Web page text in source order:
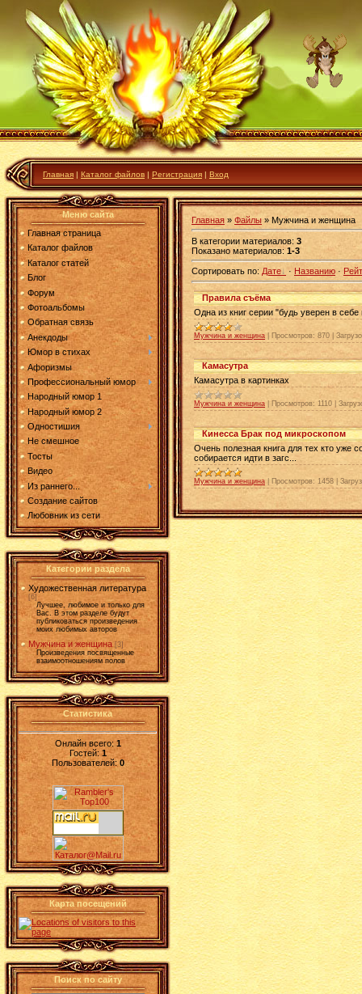
Главная | Каталог файлов | Регистрация | Вход
Меню сайта
Главная страница
Каталог файлов
Каталог статей
Блог
Форум
Фотоальбомы
Обратная связь
Анекдоды
Юмор в стихах
Афоризмы
Профессиональный юмор
Народный юмор 1
Народный юмор 2
Одностишия
Не смешное
Тосты
Видео
Из раннего...
Создание сайтов
Любовник из сети
Категории раздела
Художественная литература
[6]
Лучшее, любимое и только для
Вас. В этом разделе будут
публиковаться произведения
моих любимых авторов
Мужчина и женщина [3]
Произведения посвященные
взаимоотношениям полов
Статистика
Онлайн всего:1
Гостей:1
Пользователей: 0
Карта посещений
Поиск по сайту
Главная » Файлы » Мужчина и женщина
В категории материалов: 3
Показано материалов: 1-3
Сортировать по: Дате · Названию ·
Правила съёма
Одна из книг серии "будь уверен в
Мужчина и женщина Просмотров: 870
Камасутра
Камасутра в картинках
Мужчина и женщина Просмотров: 1110
Кинесса Брак под микроскопом
Очень полезная книга для тех кто уже
собирается идти в загс...
Мужчина и женщина Просмотров: 1458